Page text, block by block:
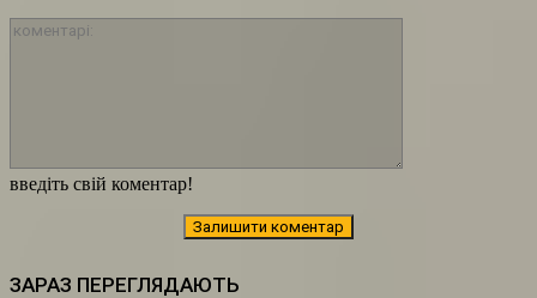
введіть свій коментар!
ЗАРАЗ ПЕРЕГЛЯДАЮТЬ